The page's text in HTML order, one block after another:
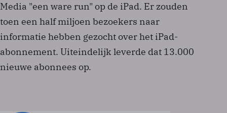
Media "een ware run" op de iPad. Er zouden
toen een half miljoen bezoekers naar
informatie hebben gezocht over het iPad-
abonnement. Uiteindelijk leverde dat 13.000
nieuwe abonnees op.